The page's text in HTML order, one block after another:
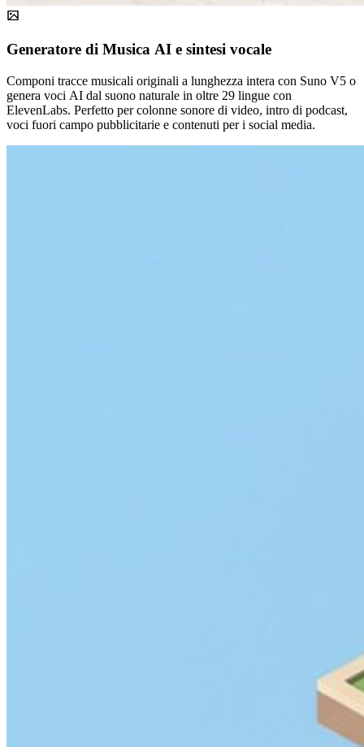
Generatore di Musica AI e sintesi vocale
Componi tracce musicali originali a lunghezza intera con Suno V5 o
genera voci AI dal suono naturale in oltre 29 lingue con
ElevenLabs. Perfetto per colonne sonore di video, intro di podcast,
voci fuori campo pubblicitarie e contenuti per i social media.